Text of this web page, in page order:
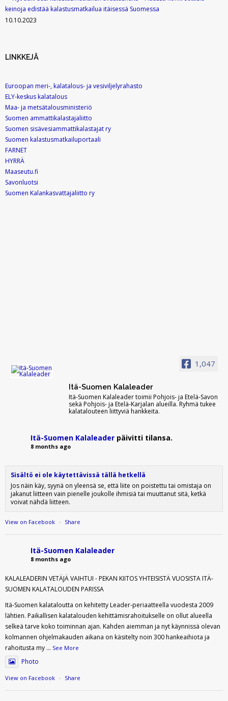
keinoja edistää kalastusmatkailua itäisessä Suomessa
10.10.2023
LINKKEJÄ
Euroopan meri-, kalatalous- ja vesiviljelyrahasto
ELY-keskus kalatalous
Maa- ja metsätalousministeriö
Suomen ammattikalastajaliitto
Suomen sisävesiammattikalastajat ry
Suomen kalastusmatkailuportaali
FARNET
HYRRÄ
Maaseutu.fi
Savonluotsi
Suomen Kalankasvattajaliitto ry
1,047
Itä-Suomen Kalaleader
Itä-Suomen Kalaleader toimii Pohjois- ja Etelä-Savon
sekä Pohjois- ja Etelä-Karjalan alueilla. Ryhmä tukee
kalatalouteen liittyviä hankkeita.
Itä-Suomen Kalaleader päivitti tilansa.
8 months ago
Sisältö ei ole käytettävissä tällä hetkellä
Jos näin käy, syynä on yleensä se, että liite on poistettu tai omistaja on
jakanut liitteen vain pienelle joukolle ihmisiä tai muuttanut sitä, ketkä
voivat nähdä liitteen.
View on Facebook · Share
Itä-Suomen Kalaleader
8 months ago
KALALEADERIN VETÄJÄ VAIHTUI - PEKAN KIITOS YHTEISISTÄ VUOSISTA ITÄ-
SUOMEN KALATALOUDEN PARISSA
Itä-Suomen kalataloutta on kehitetty Leader-periaatteella vuodesta 2009
lähtien. Paikallisen kalatalouden kehittämisrahoitukselle on ollut alueella
selkeä tarve koko toiminnan ajan. Kahden aiemman ja nyt käynnissä olevan
kolmannen ohjelmakauden aikana on käsitelty noin 300 hankeaihiota ja
rahoitusta my ... See More
Photo
View on Facebook · Share